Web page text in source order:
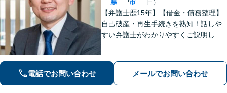
県
市
日）
【弁護士歴15年】【借金・債務整理】
自己破産・再生手続きを熟知！話しや
すい弁護士がわかりやすくご説明しま
電話でお問い合わせ メールでお問い合わせ